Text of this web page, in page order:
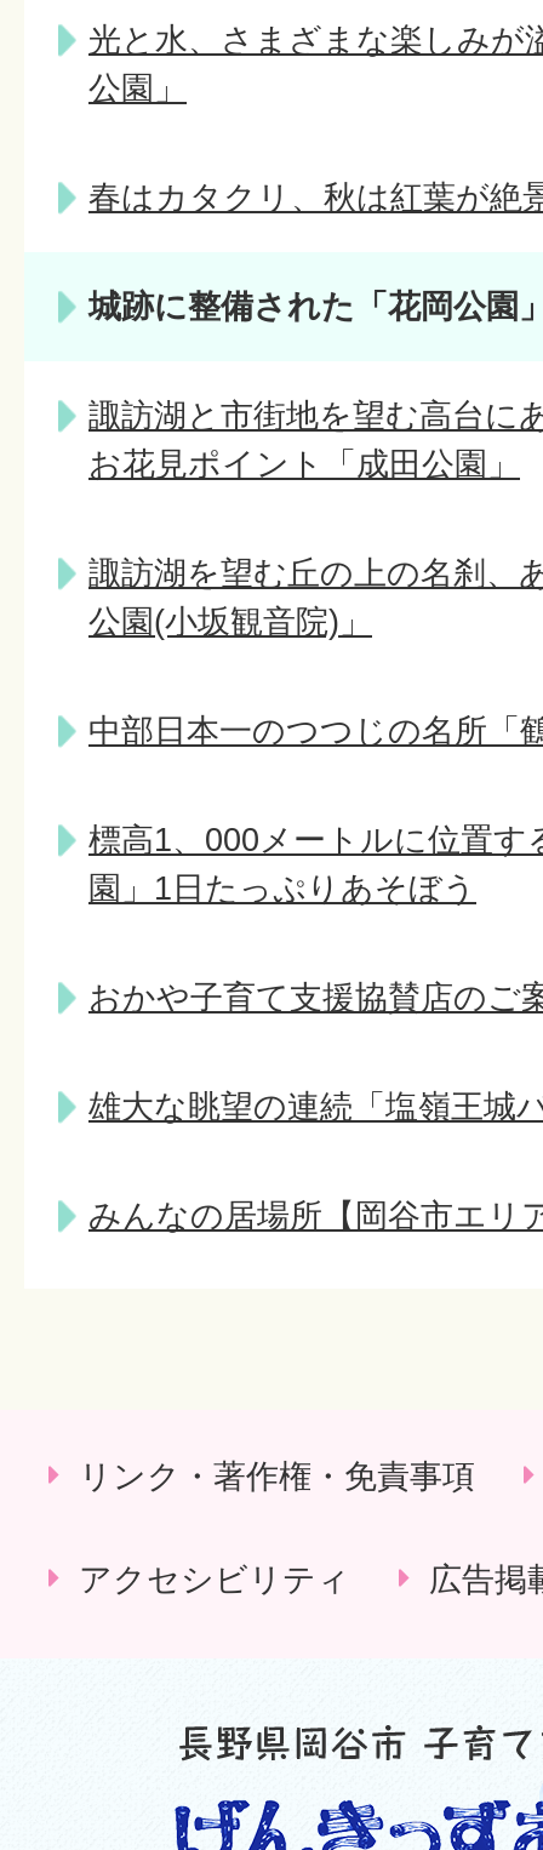
光と水、さまざまな楽しみが
公園」
春はカタクリ、秋は紅葉が絶
城跡に整備された「花岡公園
諏訪湖と市街地を望む高台に
お花見ポイント「成田公園」
諏訪湖を望む丘の上の名刹、
公園(小坂観音院)」
中部日本一のつつじの名所「
標高1、000メートルに位置
園」1日たっぷりあそぼう
おかや子育て支援協賛店のご
雄大な眺望の連続「塩嶺王城
みんなの居場所【岡谷市エリ
リンク・著作権・免責事項
アクセシビリティ 広告掲